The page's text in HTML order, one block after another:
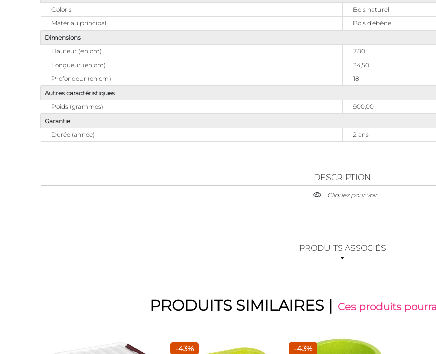
Coloris
Bois naturel
Matériau principal
Bois d'ébène
Dimensions
Hauteur (en cm)
7,80
Longueur (en cm)
34,50
Profondeur (en cm)
18
Autres caractéristiques
Poids (grammes)
900,00
Garantie
Durée (année)
2 ans
DESCRIPTION
Cliquez pour voir
PRODUITS ASSOCIÉS
PRODUITS SIMILAIRES | Ces produits
-43% -43%